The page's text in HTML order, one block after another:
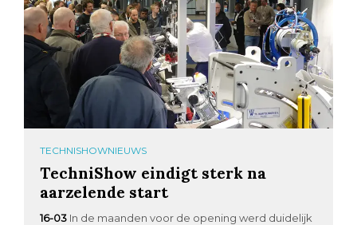
TECHNISHOWNIEUWS
TechniShow eindigt sterk na
aarzelende start
16-03 In de maanden voor de opening werd duidelijk